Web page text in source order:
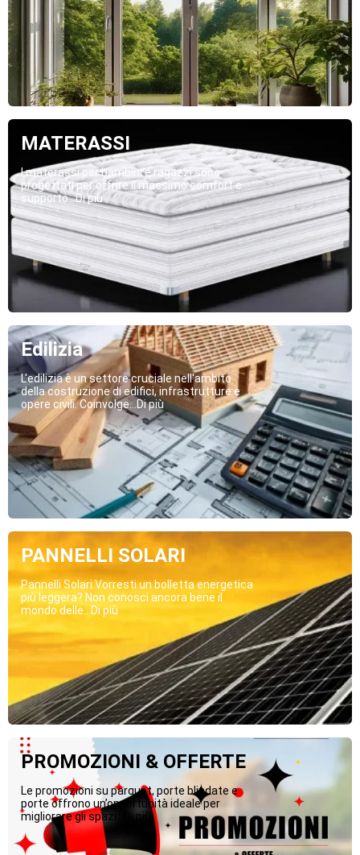
MATERASSI
I materassi per bambini e ragazzi sono
progettati per offrire il massimo comfort e
supporto...Di più
Edilizia
L'edilizia è un settore cruciale nell'ambito
della costruzione di edifici, infrastrutture e
opere civili. Coinvolge...Di più
PANNELLI SOLARI
Pannelli Solari Vorresti un bolletta energetica
più leggera? Non conosci ancora bene il
mondo delle...Di più
PROMOZIONI & OFFERTE
Le promozioni su parquet, porte blindate e
porte offrono un’opportunità ideale per
migliorare gli spazi...Di più